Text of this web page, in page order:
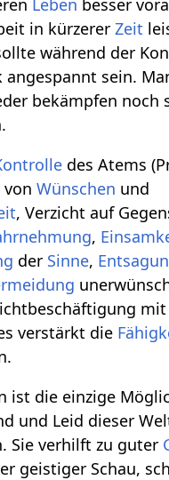
Leben besser
in kürzererZeit
während der
angespannt sein.
bekämpfen noch
des Atems
vonWünschen und
, Verzicht auf
,
der Sinne,
verstärkt die
ist die einzige
und Leid dieser
Sie verhilft zu guter
geistiger Schau,